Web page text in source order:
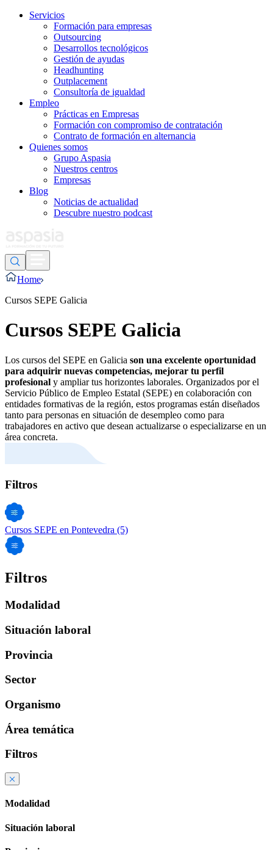
Servicios
Formación para empresas
Outsourcing
Desarrollos tecnológicos
Gestión de ayudas
Headhunting
Outplacement
Consultoría de igualdad
Empleo
Prácticas en Empresas
Formación con compromiso de contratación
Contrato de formación en alternancia
Quienes somos
Grupo Aspasia
Nuestros centros
Empresas
Blog
Noticias de actualidad
Descubre nuestro podcast
Home
Cursos SEPE Galicia
Cursos SEPE Galicia
Los cursos del SEPE en Galicia son una excelente oportunidad
para adquirir nuevas competencias, mejorar tu perfil
profesional y ampliar tus horizontes laborales. Organizados por el
Servicio Público de Empleo Estatal (SEPE) en colaboración con
entidades formativas de la región, estos programas están diseñados
tanto para personas en situación de desempleo como para
trabajadores en activo que desean actualizarse o especializarse en un
área concreta.
Filtros
Cursos SEPE en Pontevedra (5)
Filtros
Modalidad
Situación laboral
Provincia
Sector
Organismo
Área temática
Filtros
Modalidad
Situación laboral